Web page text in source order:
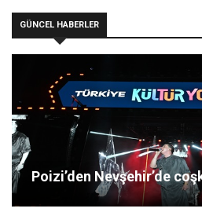
GÜNCEL HABERLER
Poizi’den Nevşehir’de